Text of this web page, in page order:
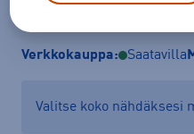
Verkkokauppa: Saatavilla
Valitse koko nähdäksesi